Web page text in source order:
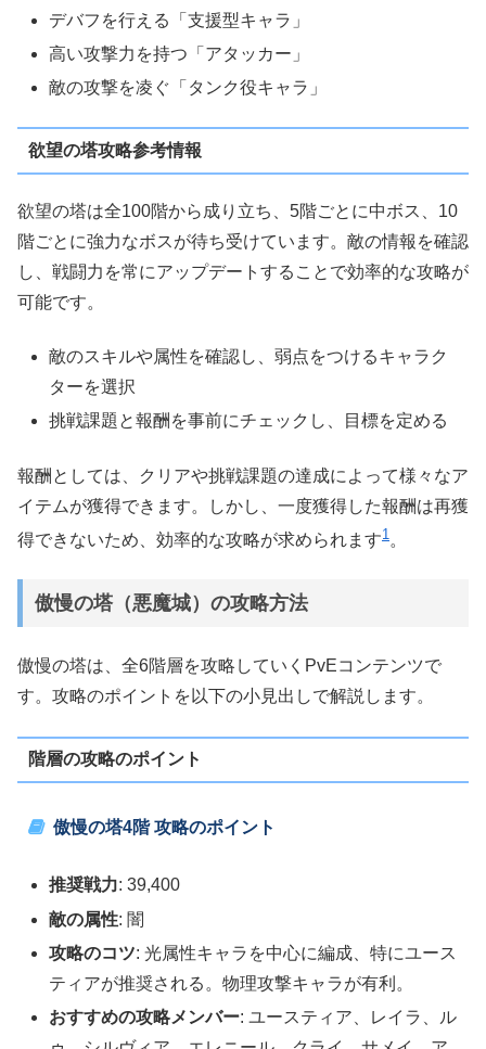
デバフを行える「支援型キャラ」
高い攻撃力を持つ「アタッカー」
敵の攻撃を凌ぐ「タンク役キャラ」
欲望の塔攻略参考情報
欲望の塔は全100階から成り立ち、5階ごとに中ボス、10
階ごとに強力なボスが待ち受けています。敵の情報を確認
し、戦闘力を常にアップデートすることで効率的な攻略が
可能です。
敵のスキルや属性を確認し、弱点をつけるキャラク
ターを選択
挑戦課題と報酬を事前にチェックし、目標を定める
報酬としては、クリアや挑戦課題の達成によって様々なア
イテムが獲得できます。しかし、一度獲得した報酬は再獲
得できないため、効率的な攻略が求められます​1 ​。
傲慢の塔（悪魔城）の攻略方法
傲慢の塔は、全6階層を攻略していくPvEコンテンツで
す。攻略のポイントを以下の小見出しで解説します。
階層の攻略のポイント
傲慢の塔4階 攻略のポイント
推奨戦力: 39,400
敵の属性: 闇
攻略のコツ: 光属性キャラを中心に編成、特にユース
ティアが推奨される。物理攻撃キャラが有利。
おすすめの攻略メンバー: ユースティア、レイラ、ル